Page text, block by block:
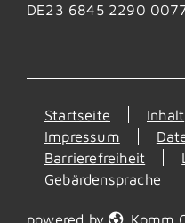
DE23 6845 2290
Startseite Inhalt
Impressum
Barrierefreiheit
Gebärdensprache
powered by